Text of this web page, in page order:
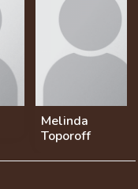
Melinda
Toporoff